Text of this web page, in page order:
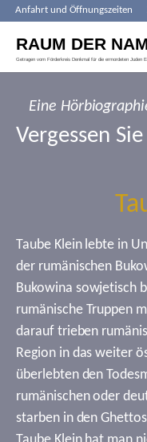
Anfahrt und Öffnungszeiten
Eine
Vergessen
Taube Klein lebte in
der rumänischen
Bukowina sowjetisch
rumänische Truppen
darauf trieben
Region in das weiter
überlebten den
rumänischen oder
starben in den